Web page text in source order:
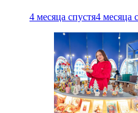
4 месяца спустя4 месяца